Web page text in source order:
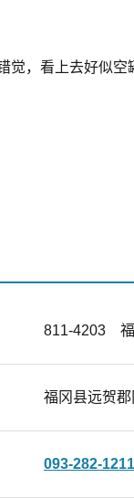
看上去好似空罐
811-4203 福
福冈县远贺
093-282-1211